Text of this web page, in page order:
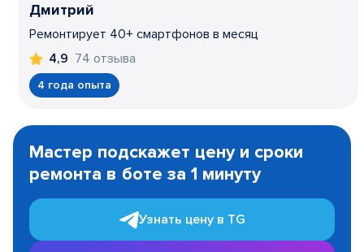
Дмитрий
Ремонтирует 40+ смартфонов в месяц
4,9 74 отзыва
4 года опыта
1
Мастер подскажет цену и сроки
ремонта в боте за 1 минуту
Узнать цену в TG